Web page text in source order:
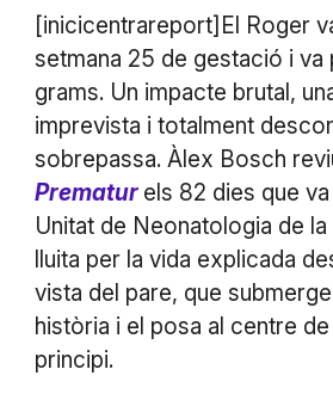
[inicicentrareport]El Roger
setmana 25 de gestació i va
grams. Un impacte brutal,
imprevista i totalment
sobrepassa. Àlex Bosch
Prematur els 82 dies que
Unitat de Neonatologia de
lluita per la vida explicada
vista del pare, que
història i el posa al centre
principi.